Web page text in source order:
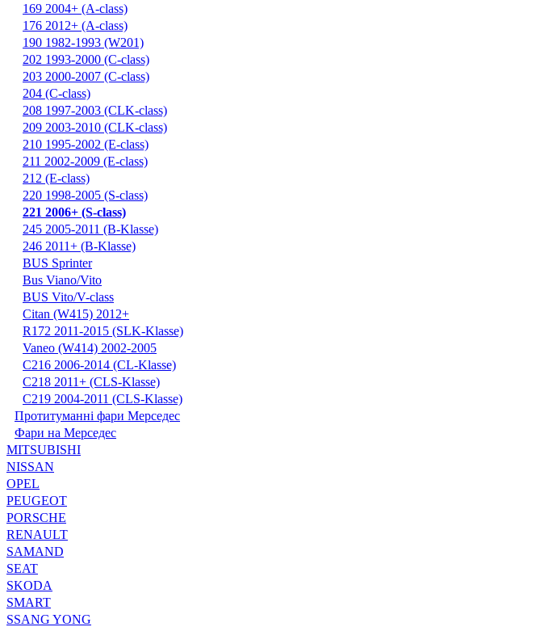
169 2004+ (A-class)
176 2012+ (A-class)
190 1982-1993 (W201)
202 1993-2000 (C-class)
203 2000-2007 (C-class)
204 (C-class)
208 1997-2003 (CLK-class)
209 2003-2010 (CLK-class)
210 1995-2002 (E-class)
211 2002-2009 (E-class)
212 (E-class)
220 1998-2005 (S-class)
221 2006+ (S-class)
245 2005-2011 (B-Klasse)
246 2011+ (B-Klasse)
BUS Sprinter
Bus Viano/Vito
BUS Vito/V-class
Citan (W415) 2012+
R172 2011-2015 (SLK-Klasse)
Vaneo (W414) 2002-2005
С216 2006-2014 (CL-Klasse)
С218 2011+ (CLS-Klasse)
С219 2004-2011 (CLS-Klasse)
Протитуманні фари Мерседес
Фари на Мерседес
MITSUBISHI
NISSAN
OPEL
PEUGEOT
PORSCHE
RENAULT
SAMAND
SEAT
SKODA
SMART
SSANG YONG